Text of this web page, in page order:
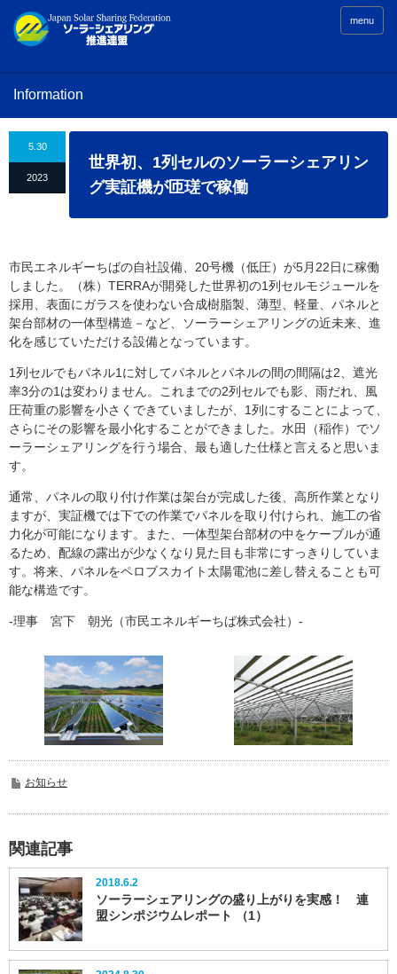
menu
Information
5.30
2023
世界初、1列セルのソーラーシェアリン
グ実証機が匝瑳で稼働
市民エネルギーちばの自社設備、20号機（低圧）が5月22日に稼働
しました。（株）TERRAが開発した世界初の1列セルモジュールを
採用、表面にガラスを使わない合成樹脂製、薄型、軽量、パネルと
架台部材の一体型構造－など、ソーラーシェアリングの近未来、進
化を感じていただける設備となっています。
1列セルでもパネル1に対してパネルとパネルの間の間隔は2、遮光
率3分の1は変わりません。これまでの2列セルでも影、雨だれ、風
圧荷重の影響を小さくできていましたが、1列にすることによって、
さらにその影響を最小化することができました。水田（稲作）でソ
ーラーシェアリングを行う場合、最も適した仕様と言えると思いま
す。
通常、パネルの取り付け作業は架台が完成した後、高所作業となり
ますが、実証機では下での作業でパネルを取り付けられ、施工の省
力化が可能になります。また、一体型架台部材の中をケーブルが通
るため、配線の露出が少なくなり見た目も非常にすっきりしていま
す。将来、パネルをペロブスカイト太陽電池に差し替えることも可
能な構造です。
-理事 宮下 朝光（市民エネルギーちば株式会社）-
お知らせ
関連記事
2018.6.2
ソーラーシェアリングの盛り上がりを実感！ 連
盟シンポジウムレポート （1）